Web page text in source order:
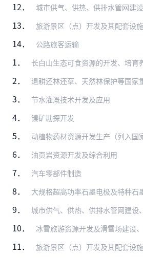
12． 城市供气、供热、供排水管网建设、
13． 旅游景区（点）开发及其配套设
14． 公路旅客运输
1． 长白山生态可食资源的开发、培育
2． 退耕还林还草、天然林保护等国家重
3． 节水灌溉技术开发及应用
4． 镍矿勘探开发
5． 动植物药材资源开发生产（列入国
6． 油页岩资源开发及综合利用
7． 汽车零部件制造
8． 大规格超高功率石墨电极及特种石
9． 城市供气、供热、供排水管网建设、
10． 冰雪旅游资源开发及滑雪场建设
11． 旅游景区（点）开发及其配套设